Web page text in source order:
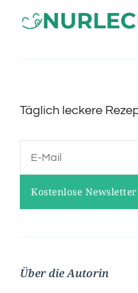
Täglich leckere
Über die Autorin